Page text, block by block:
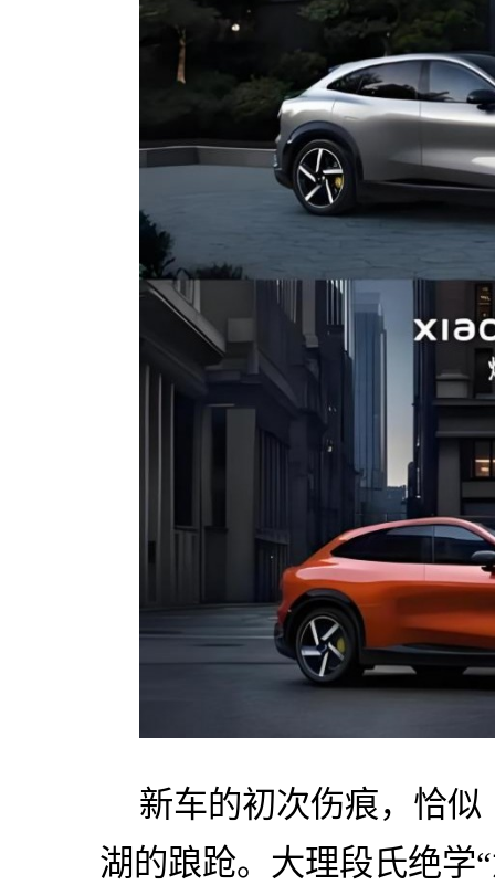
新车的初次伤痕，恰
湖的踉跄。大理段氏绝学